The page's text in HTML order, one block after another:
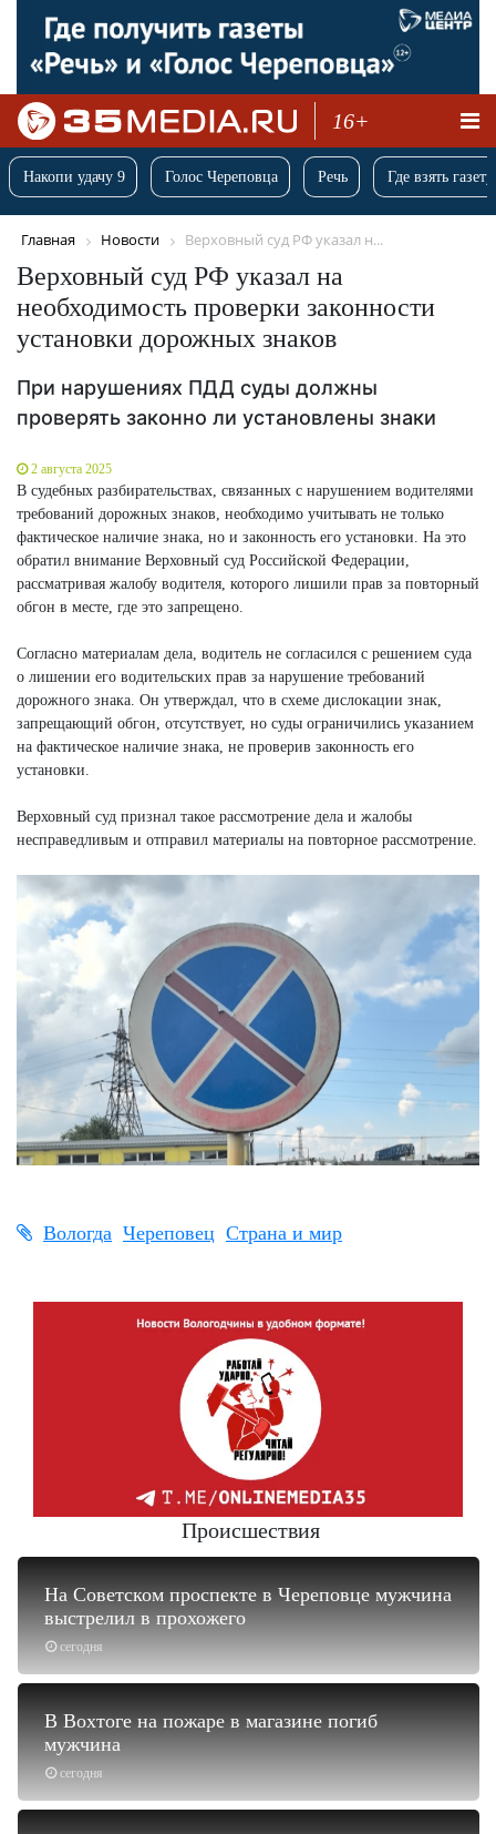
16+
Накопи удачу 9 Голос Череповца Речь Где взять
Главная Новости Верховный суд РФ указал н...
Верховный суд РФ указал на
необходимость проверки законности
установки дорожных знаков
При нарушениях ПДД суды должны
проверять законно ли установлены знаки
2 августа 2025
В судебных разбирательствах, связанных с нарушением водителями
требований дорожных знаков, необходимо учитывать не только
фактическое наличие знака, но и законность его установки. На это
обратил внимание Верховный суд Российской Федерации,
рассматривая жалобу водителя, которого лишили прав за повторный
обгон в месте, где это запрещено.
Согласно материалам дела, водитель не согласился с решением суда
о лишении его водительских прав за нарушение требований
дорожного знака. Он утверждал, что в схеме дислокации знак,
запрещающий обгон, отсутствует, но суды ограничились указанием
на фактическое наличие знака, не проверив законность его
установки.
Верховный суд признал такое рассмотрение дела и жалобы
несправедливым и отправил материалы на повторное рассмотрение.
Вологда Череповец Страна и мир
Происшествия
сегодня
На Советском проспекте в Череповце мужчина
выстрелил в прохожего
сегодня
В Вохтоге на пожаре в магазине погиб
мужчина